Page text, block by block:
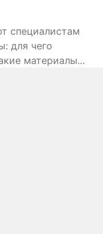
специалистам
для чего
материалы...